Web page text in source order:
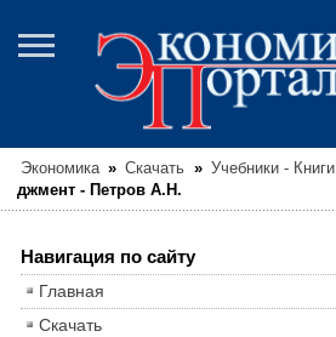
Экономика » Скачать » Учебники - Книги
джмент - Петров А.Н.
Навигация по сайту
Главная
Скачать